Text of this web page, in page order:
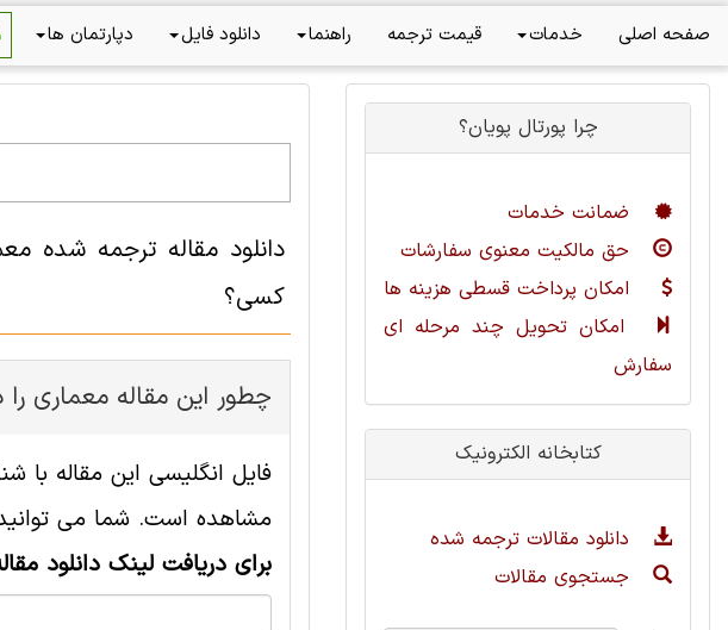
صفحه اصلی خدمات قیمت ترجمه راهنما دانلود فایل دپارتمان ها
دانلود مقاله ترجمه شده
کسی؟
چطور این مقاله معماری را
مشاهده است. شما می
برای دریافت لینک دانلود
چرا پورتال پویان؟
ضمانت خدمات
حق مالکیت معنوی سفارشات
امکان پرداخت قسطی هزینه ها
امکان تحویل چند مرحله ای
سفارش
کتابخانه الکترونیک
دانلود مقالات ترجمه شده
جستجوی مقالات